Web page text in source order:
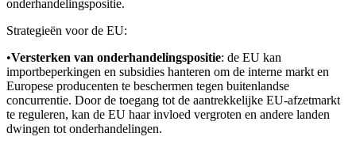
onderhandelingspositie.
Strategieën voor de EU:
•Versterken van onderhandelingspositie: de EU kan
importbeperkingen en subsidies hanteren om de interne markt en
Europese producenten te beschermen tegen buitenlandse
concurrentie. Door de toegang tot de aantrekkelijke EU-afzetmarkt
te reguleren, kan de EU haar invloed vergroten en andere landen
dwingen tot onderhandelingen.